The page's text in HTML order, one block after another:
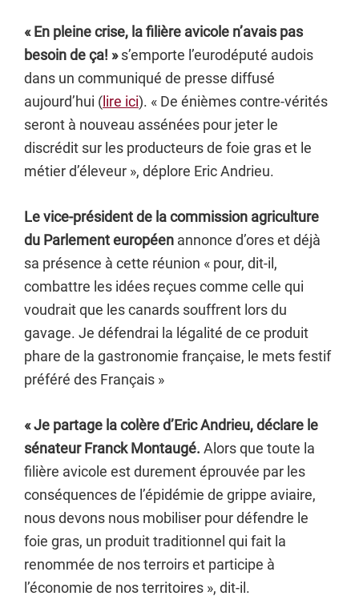
« En pleine crise, la filière avicole n’avais pas
besoin de ça! »s’emporte l’eurodéputé audois
dans un communiqué de presse diffusé
aujourd’hui ( lire ici). « De énièmes contre-vérités
seront à nouveau assénées pour jeter le
discrédit sur les producteurs de foie gras et le
métier d’éleveur », déplore Eric Andrieu.
Le vice-président de la commission agriculture
du Parlement européen annonce d’ores et déjà
sa présence à cette réunion « pour, dit-il,
combattre les idées reçues comme celle qui
voudrait que les canards souffrent lors du
gavage. Je défendrai la légalité de ce produit
phare de la gastronomie française, le mets festif
préféré des Français »
« Je partage la colère d’Eric Andrieu, déclare le
sénateur Franck Montaugé. Alors que toute la
filière avicole est durement éprouvée par les
conséquences de l’épidémie de grippe aviaire,
nous devons nous mobiliser pour défendre le
foie gras, un produit traditionnel qui fait la
renommée de nos terroirs et participe à
l’économie de nos territoires », dit-il.